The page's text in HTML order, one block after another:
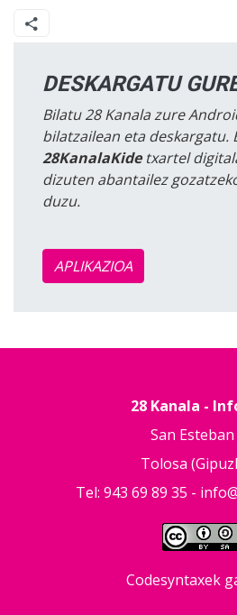
DESKARGATU
Bilatu 28 Kanala zure
bilatzailean eta deskargatu.
28KanalaKidetxartel
dizuten abantailez
duzu.
APLIKAZIOA
28 Kanala -
San Esteban
Tolosa
Tel: 943 69 89 35 -
Codesyntaxek